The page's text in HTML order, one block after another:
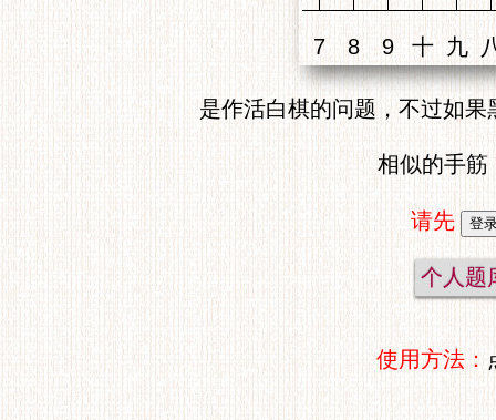
是作活白棋的问题，不过如
相似的手筋
请先
个人题
使用方法：